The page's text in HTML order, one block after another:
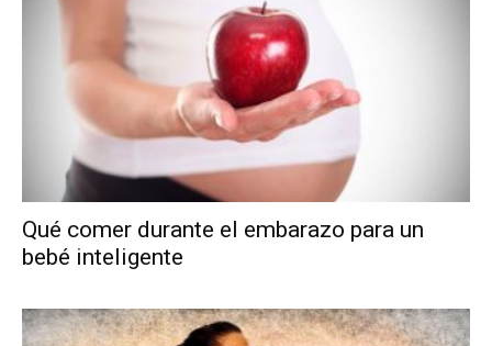
Qué comer durante el embarazo para un
bebé inteligente